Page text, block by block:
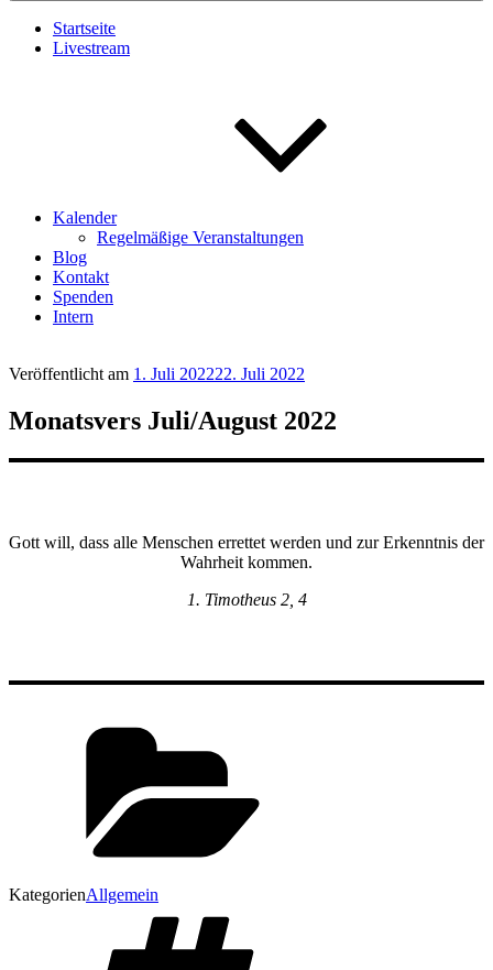
Startseite
Livestream
Kalender
Regelmäßige Veranstaltungen
Blog
Kontakt
Spenden
Intern
Veröffentlicht am 1. Juli 202222. Juli 2022
Monatsvers Juli/August 2022
Gott will, dass alle Menschen errettet werden und zur Erkenntnis der
Wahrheit kommen.
1. Timotheus 2, 4
KategorienAllgemein